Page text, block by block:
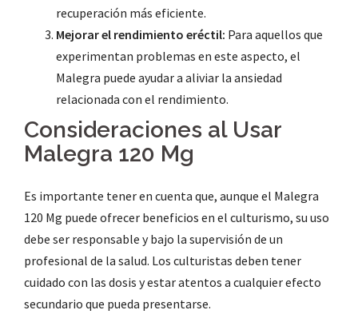
recuperación más eficiente.
Mejorar el rendimiento eréctil: Para aquellos que
experimentan problemas en este aspecto, el
Malegra puede ayudar a aliviar la ansiedad
relacionada con el rendimiento.
Consideraciones al Usar
Malegra 120 Mg
Es importante tener en cuenta que, aunque el Malegra
120 Mg puede ofrecer beneficios en el culturismo, su uso
debe ser responsable y bajo la supervisión de un
profesional de la salud. Los culturistas deben tener
cuidado con las dosis y estar atentos a cualquier efecto
secundario que pueda presentarse.